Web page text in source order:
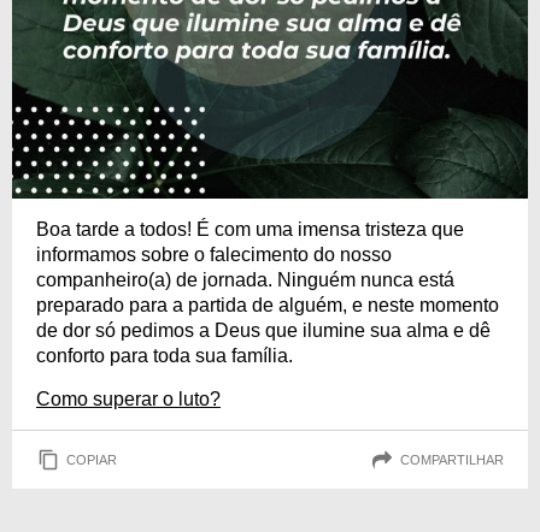
Boa tarde a todos! É com uma imensa tristeza que
informamos sobre o falecimento do nosso
companheiro(a) de jornada. Ninguém nunca está
preparado para a partida de alguém, e neste momento
de dor só pedimos a Deus que ilumine sua alma e dê
conforto para toda sua família.
Como superar o luto?
COPIAR COMPARTILHAR